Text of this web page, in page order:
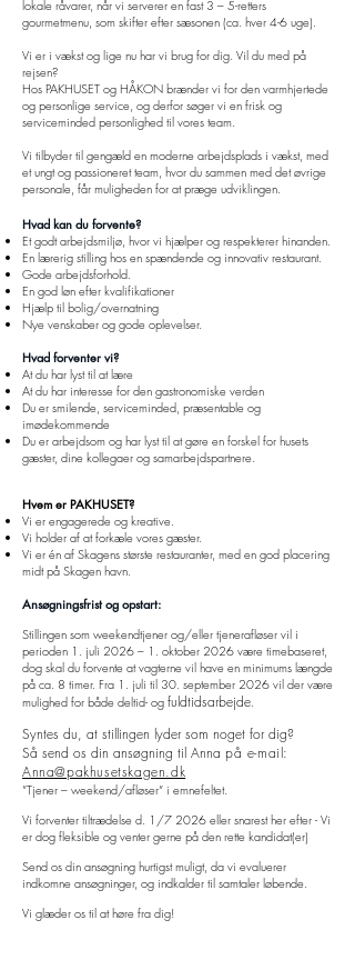
lokale råvarer, når vi serverer en fast 3 – 5-retters
gourmetmenu, som skifter efter sæsonen (ca. hver 4-6 uge).
Vi er i vækst og lige nu har vi brug for dig. Vil du med på
rejsen?
Hos PAKHUSET og HÅKON brænder vi for den varmhjertede
og personlige service, og derfor søger vi en frisk og
serviceminded personlighed til vores team.
Vi tilbyder til gengæld en moderne arbejdsplads i vækst, med
et ungt og passioneret team, hvor du sammen med det øvrige
personale, får muligheden for at præge udviklingen.
Hvad kan du forvente?
Et godt arbejdsmiljø, hvor vi hjælper og respekterer hinanden.
En lærerig stilling hos en spændende og innovativ restaurant.
Gode arbejdsforhold.
En god løn efter kvalifikationer
Hjælp til bolig/overnatning
Nye venskaber og gode oplevelser.
Hvad forventer vi?
At du har lyst til at lære
At du har interesse for den gastronomiske verden
Du er smilende, serviceminded, præsentable og
imødekommende
Du er arbejdsom og har lyst til at gøre en forskel for husets
gæster, dine kollegaer og samarbejdspartnere.
Hvem er PAKHUSET?
Vi er engagerede og kreative.
Vi holder af at forkæle vores gæster.
Vi er én af Skagens største restauranter, med en god placering
midt på Skagen havn.
Ansøgningsfrist og opstart:
Stillingen som weekendtjener og/eller tjenerafløser vil i
perioden 1. juli 2026 – 1. oktober 2026 være timebaseret,
dog skal du forvente at vagterne vil have en minimums længde
på ca. 8 timer. Fra 1. juli til 30. september 2026 vil der være
mulighed for både deltid- og fuldtidsarbejde.
Syntes du, at stillingen lyder som noget for dig?
Så send os din ansøgning til Anna på e-mail:
Anna@pakhusetskagen.dk
”Tjener – weekend/afløser” i emnefeltet.
Vi forventer tiltrædelse d. 1/7 2026 eller snarest her efter - Vi
er dog fleksible og venter gerne på den rette kandidat(er)
Send os din ansøgning hurtigst muligt, da vi evaluerer
indkomne ansøgninger, og indkalder til samtaler løbende.
Vi glæder os til at høre fra dig!